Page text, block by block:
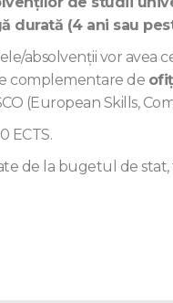
durată (4 ani sau
absolvenții vor
complementare de
(European Skills,
ECTS.
de la bugetul de stat,